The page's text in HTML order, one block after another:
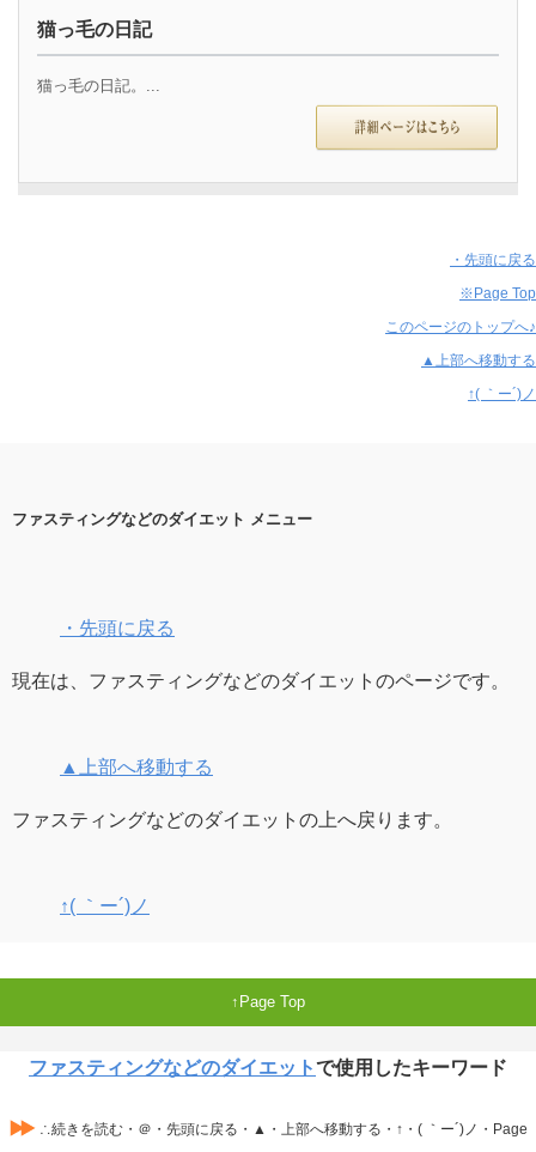
猫っ毛の日記
猫っ毛の日記。...
・先頭に戻る
※Page Top
このページのトップへ♪
▲上部へ移動する
↑( ｀ー´)ノ
ファスティングなどのダイエット メニュー
・先頭に戻る
現在は、ファスティングなどのダイエットのページです。
▲上部へ移動する
ファスティングなどのダイエットの上へ戻ります。
↑( ｀ー´)ノ
Page Top
ファスティングなどのダイエットで使用したキーワード
∴続きを読む・＠・先頭に戻る・▲・上部へ移動する・↑・( ｀ー´)ノ・Page